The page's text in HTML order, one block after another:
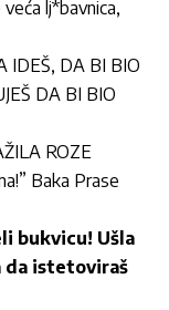
lj*bavnica,
IDEŠ, DA BI BIO
DA BI BIO
ROZE
Baka Prase
bukvicu! Ušla
da istetoviraš